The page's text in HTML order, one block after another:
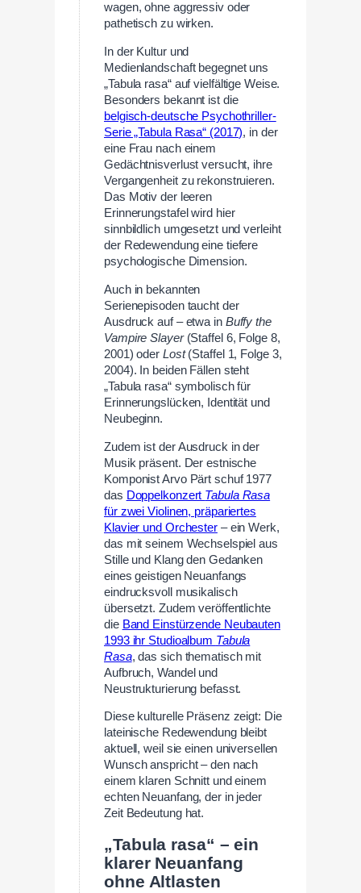
wagen, ohne aggressiv oder
pathetisch zu wirken.
In der Kultur und
Medienlandschaft begegnet uns
„Tabula rasa“ auf vielfältige Weise.
Besonders bekannt ist die
belgisch-deutsche Psychothriller-
Serie „Tabula Rasa“ (2017), in der
eine Frau nach einem
Gedächtnisverlust versucht, ihre
Vergangenheit zu rekonstruieren.
Das Motiv der leeren
Erinnerungstafel wird hier
sinnbildlich umgesetzt und verleiht
der Redewendung eine tiefere
psychologische Dimension.
Auch in bekannten
Serienepisoden taucht der
Ausdruck auf – etwa in Buffy the
Vampire Slayer(Staffel 6, Folge 8,
2001) oder Lost(Staffel 1, Folge 3,
2004). In beiden Fällen steht
„Tabula rasa“ symbolisch für
Erinnerungslücken, Identität und
Neubeginn.
Zudem ist der Ausdruck in der
Musik präsent. Der estnische
Komponist Arvo Pärt schuf 1977
das Doppelkonzert Tabula Rasa
für zwei Violinen, präpariertes
Klavier und Orchester– ein Werk,
das mit seinem Wechselspiel aus
Stille und Klang den Gedanken
eines geistigen Neuanfangs
eindrucksvoll musikalisch
übersetzt. Zudem veröffentlichte
die Band Einstürzende Neubauten
1993 ihr Studioalbum Tabula
Rasa, das sich thematisch mit
Aufbruch, Wandel und
Neustrukturierung befasst.
Diese kulturelle Präsenz zeigt: Die
lateinische Redewendung bleibt
aktuell, weil sie einen universellen
Wunsch anspricht – den nach
einem klaren Schnitt und einem
echten Neuanfang, der in jeder
Zeit Bedeutung hat.
„Tabula rasa“ – ein
klarer Neuanfang
ohne Altlasten